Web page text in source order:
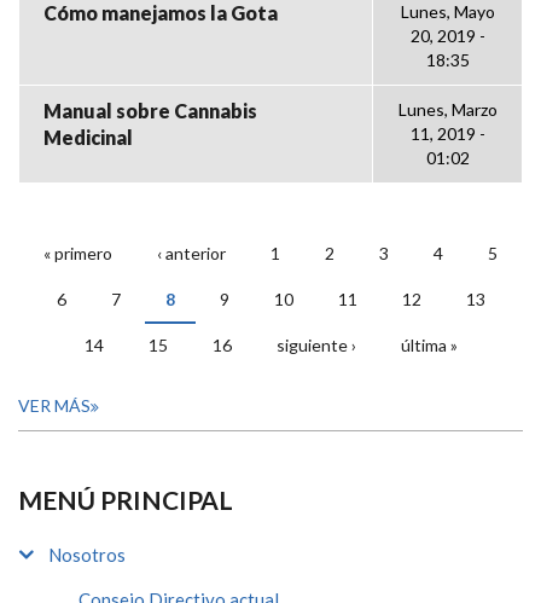
Cómo manejamos la Gota
Lunes, Mayo
20, 2019 -
18:35
Manual sobre Cannabis
Medicinal
Lunes, Marzo
11, 2019 -
01:02
PÁGINAS
« primero ‹ anterior 1 2 3 4 5
6 7 8 9 10 11 12 13
14 15 16 siguiente › última »
VER MÁS
MENÚ PRINCIPAL
Nosotros